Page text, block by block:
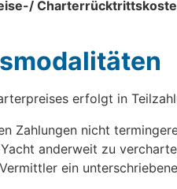
erfolgt in
Zahlungen nicht
anderweit zu
ein